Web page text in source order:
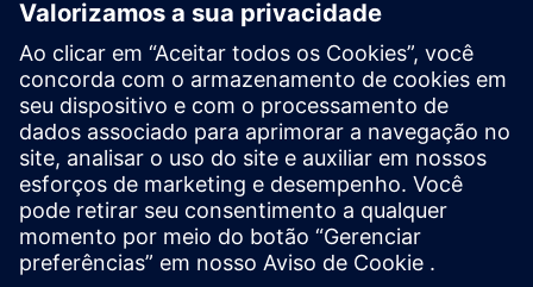
energy utilisation
EcoHash is a modular energy management system that
turns surplus renewable electricity into high-value
computing and usable heat. Boost ROI per kWh, cut
heating costs, and monitor/control via HashLink for
seamless integration with...
Saiba mais